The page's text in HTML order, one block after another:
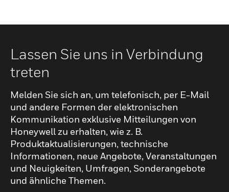
Lassen Sie uns in Verbindung
treten
Melden Sie sich an, um telefonisch, per E-Mail
und andere Formen der elektronischen
Kommunikation exklusive Mitteilungen von
Honeywell zu erhalten, wie z. B.
Produktaktualisierungen, technische
Informationen, neue Angebote, Veranstaltungen
und Neuigkeiten, Umfragen, Sonderangebote
und ähnliche Themen.